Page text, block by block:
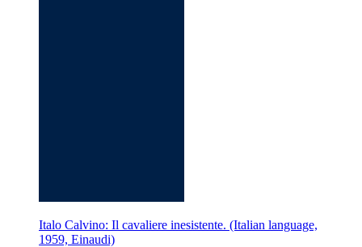
Italo Calvino: Il cavaliere inesistente. (Italian language,
1959, Einaudi)